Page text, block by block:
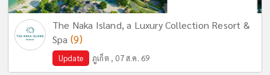
The Naka Island, a Luxury Collection Resort &
Spa (9)
Update ภูเก็ต , 07 ส.ค. 69